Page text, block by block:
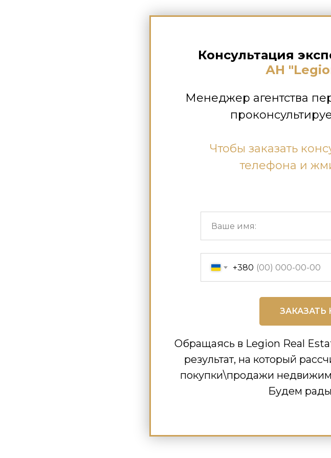
Консультация
АН
Менеджер агентства
Чтобы заказать
телефона и
+380
Обращаясь в Legion Real
результат, на который
покупки\продажи
Будем рады